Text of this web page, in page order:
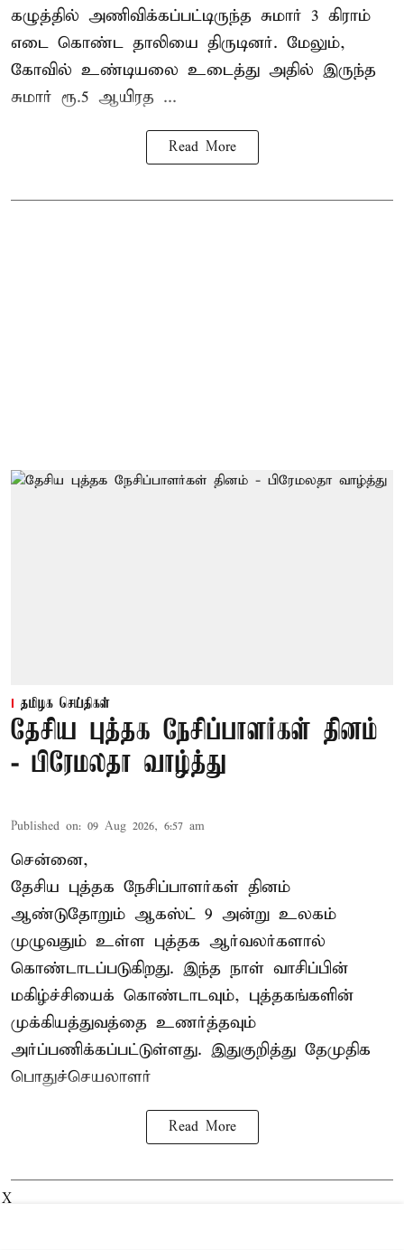
கழுத்தில் அணிவிக்கப்பட்டிருந்த சுமார் 3 கிராம்
எடை கொண்ட தாலியை திருடினர். மேலும்,
கோவில் உண்டியலை உடைத்து அதில் இருந்த
சுமார் ரூ.5 ஆயிரத ...
Read More
தமிழக செய்திகள்
தேசிய புத்தக நேசிப்பாளர்கள் தினம்
- பிரேமலதா வாழ்த்து
Published on: 09 Aug 2026, 6:57 am
சென்னை,
தேசிய புத்தக நேசிப்பாளர்கள் தினம்
ஆண்டுதோறும் ஆகஸ்ட் 9 அன்று உலகம்
முழுவதும் உள்ள புத்தக ஆர்வலர்களால்
கொண்டாடப்படுகிறது. இந்த நாள் வாசிப்பின்
மகிழ்ச்சியைக் கொண்டாடவும், புத்தகங்களின்
முக்கியத்துவத்தை உணர்த்தவும்
அர்ப்பணிக்கப்பட்டுள்ளது. இதுகுறித்து தேமுதிக
பொதுச்செயலாளர்
Read More
X